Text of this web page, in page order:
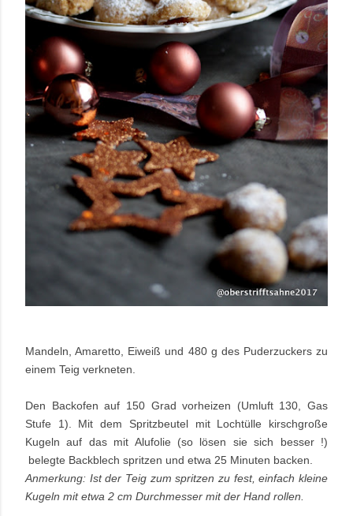
Mandeln, Amaretto, Eiweiß und 480 g des Puderzuckers zu
einem Teig verkneten.
Den Backofen auf 150 Grad vorheizen (Umluft 130, Gas
Stufe 1). Mit dem Spritzbeutel mit Lochtülle kirschgroße
Kugeln auf das mit Alufolie (so lösen sie sich besser !)
belegte Backblech spritzen und etwa 25 Minuten backen.
Anmerkung: Ist der Teig zum spritzen zu fest, einfach kleine
Kugeln mit etwa 2 cm Durchmesser mit der Hand rollen.